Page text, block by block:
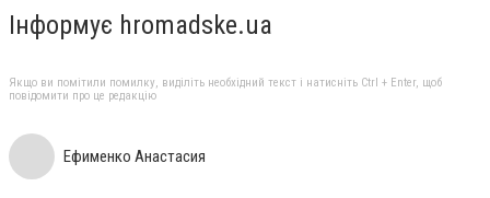
Інформує hromadske.ua
Якщо ви помітили помилку, виділіть необхідний текст і натисніть Ctrl + Enter, щоб
повідомити про це редакцію
Ефименко Анастасия